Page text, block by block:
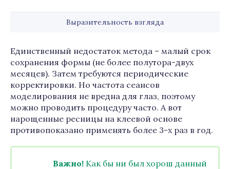
Выразительность взгляда
Единственный недостаток метода – малый срок
сохранения формы (не более полутора-двух
месяцев). Затем требуются периодические
корректировки. Но частота сеансов
моделирования не вредна для глаз, поэтому
можно проводить процедуру часто. А вот
нарощенные ресницы на клеевой основе
противопоказано применять более 3-х раз в год.
Важно! Как бы ни был хорош данный